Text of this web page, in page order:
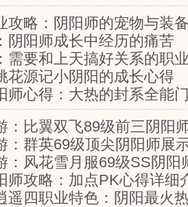
攻略：阴阳师的宠物与装
阴阳师成长中经历的痛苦
需要和上天搞好关系的职
花源记小阴阳的成长心得
师心得：大热的封系全能
：比翼双飞89级前三阴阳
：群英69级顶尖阴阳师展
：风花雪月服69级SS阴阳
师攻略：加点PK心得详细
遥四职业特色：阴阳最火